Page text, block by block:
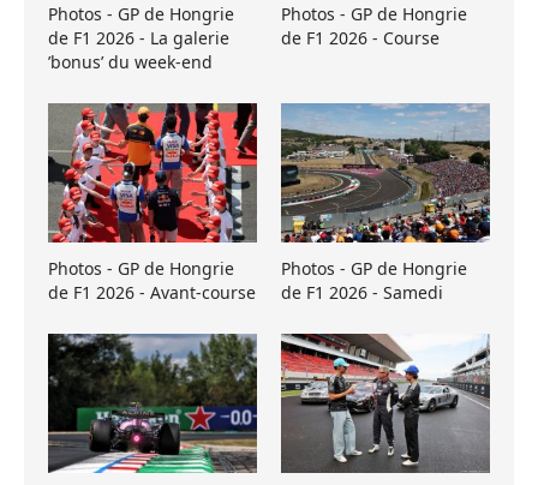
Photos - GP de Hongrie
de F1 2026 - La galerie
’bonus’ du week-end
Photos - GP de Hongrie
de F1 2026 - Course
Photos - GP de Hongrie
de F1 2026 - Avant-course
Photos - GP de Hongrie
de F1 2026 - Samedi